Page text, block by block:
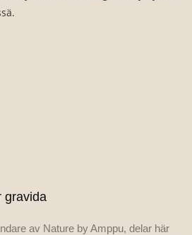
gravida
av Nature by Amppu, delar här